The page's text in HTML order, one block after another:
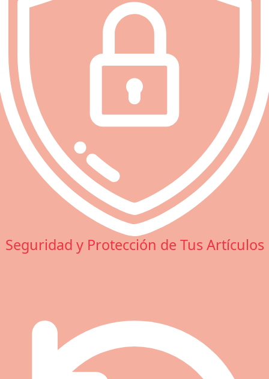
Seguridad y Protección de Tus Artículos